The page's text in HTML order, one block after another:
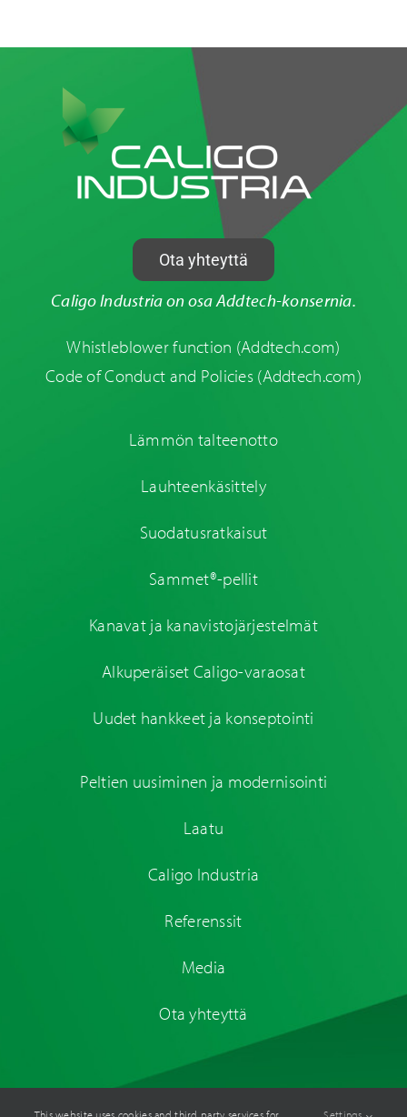
Ota yhteyttä
Caligo Industria on osa Addtech-konsernia.
Whistleblower function (Addtech.com)
Code of Conduct and Policies (Addtech.com)
Lämmön talteenotto
Lauhteenkäsittely
Suodatusratkaisut
Sammet®-pellit
Kanavat ja kanavistojärjestelmät
Alkuperäiset Caligo-varaosat
Uudet hankkeet ja konseptointi
Peltien uusiminen ja modernisointi
Laatu
Caligo Industria
Referenssit
Media
Ota yhteyttä